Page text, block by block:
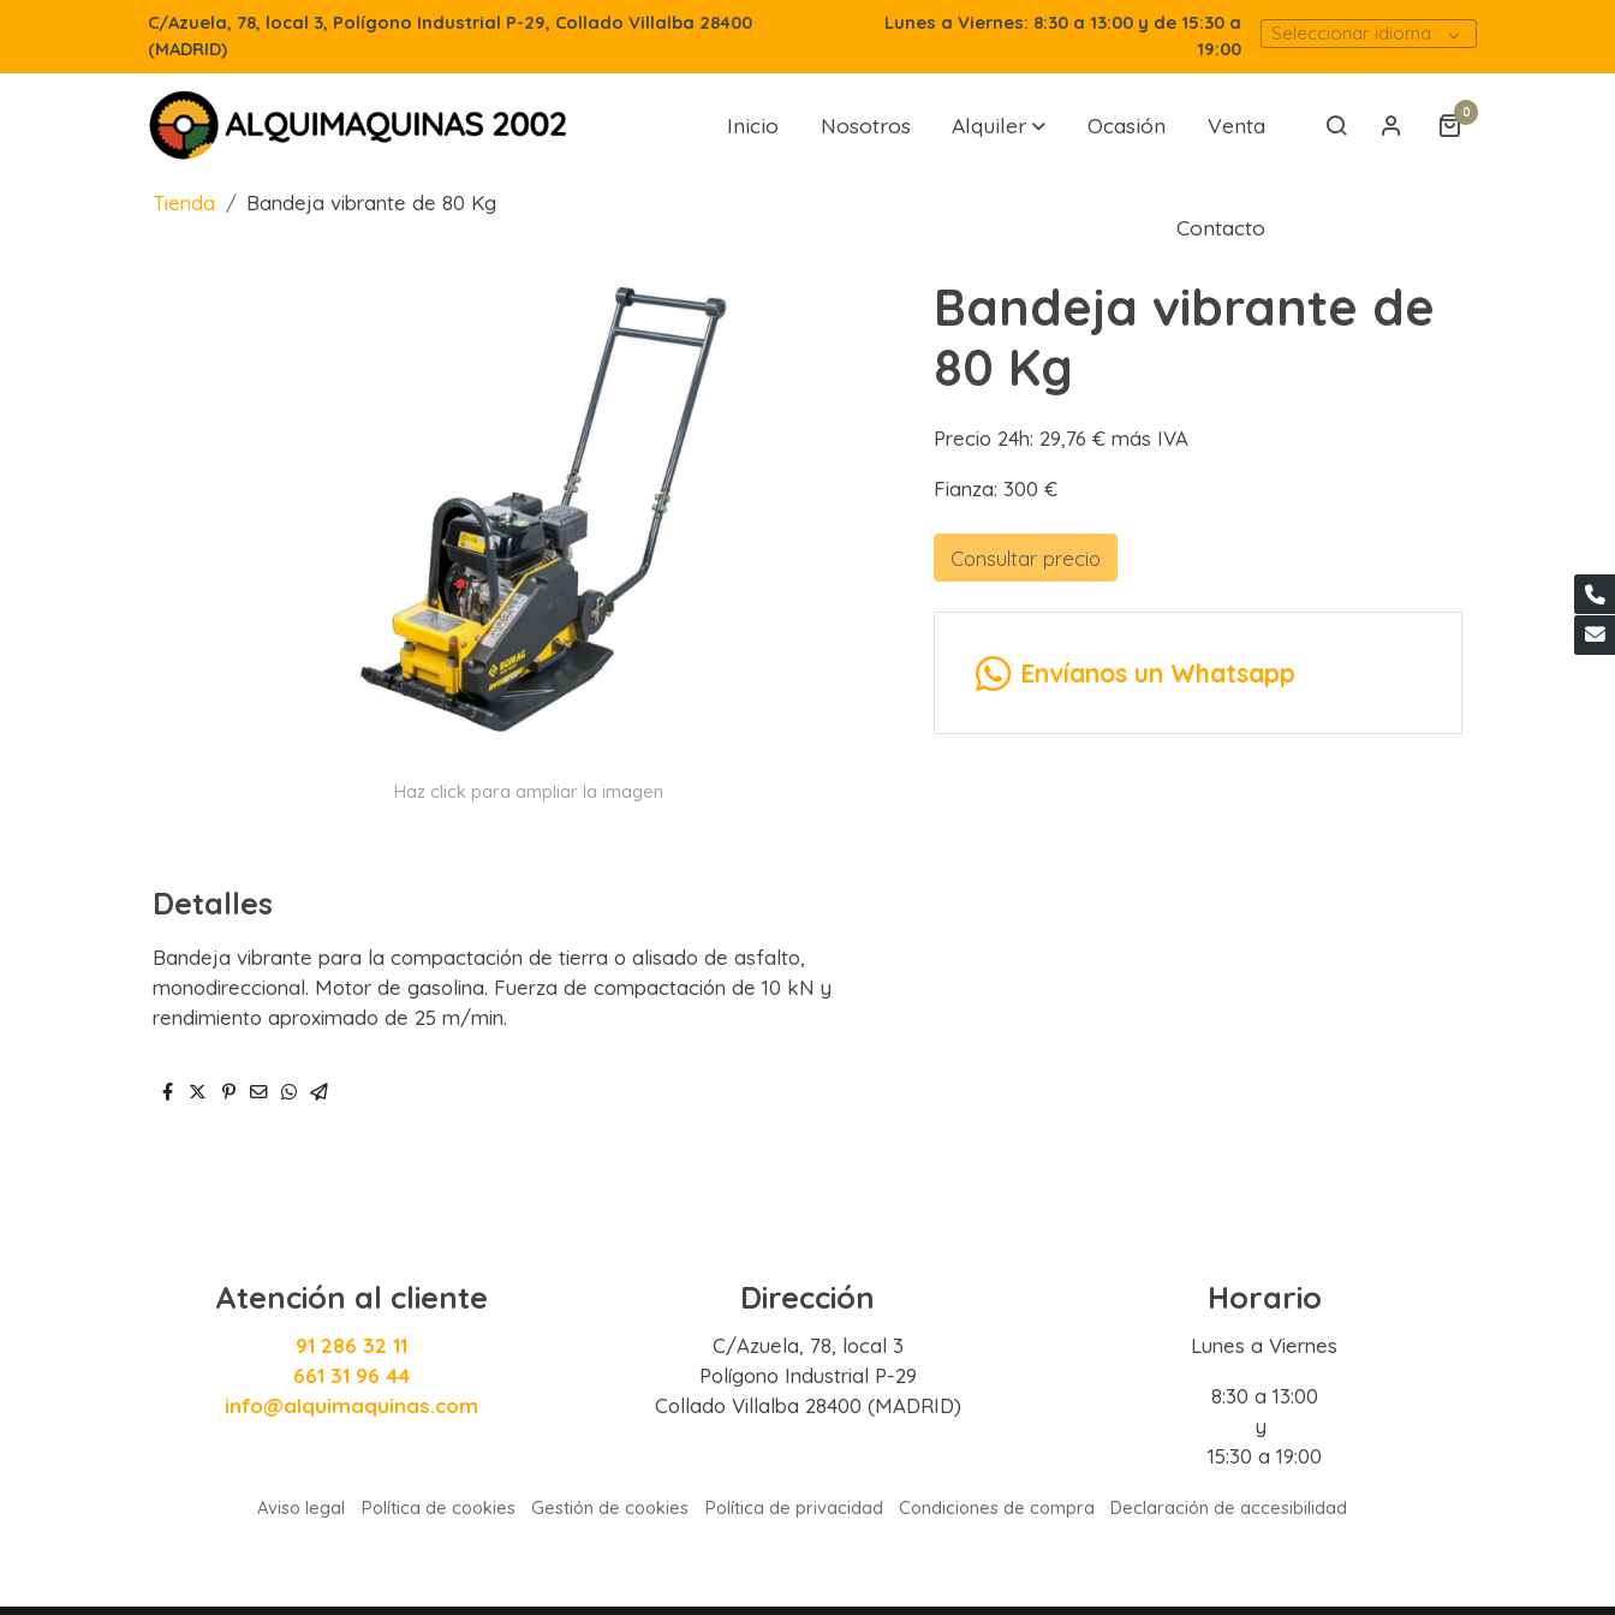
C/Azuela, 78, local 3, Polígono Industrial P-29, Collado Villalba 28400
(MADRID)
Lunes a Viernes: 8:30 a 13:00 y de 15:30 a
19:00
Seleccionar idioma
Inicio Nosotros Alquiler Ocasión Venta
Contacto
0
Tienda Bandeja vibrante de 80 Kg
Haz click para ampliar la imagen
Detalles
Bandeja vibrante para la compactación de tierra o alisado de asfalto,
monodireccional. Motor de gasolina. Fuerza de compactación de 10 kN y
rendimiento aproximado de 25 m/min.
Bandeja vibrante de
80 Kg
Precio 24h: 29,76 € más IVA
Fianza: 300 €
Consultar precio
Envíanos un Whatsapp
Atención al cliente
91 286 32 11
661 31 96 44
info@alquimaquinas.com
Dirección
C/Azuela, 78, local 3
Polígono Industrial P-29
Collado Villalba 28400 (MADRID)
Horario
Lunes a Viernes
8:30 a 13:00
y
15:30 a 19:00
Aviso legal Política de cookies Gestión de cookies Política de privacidad Condiciones de compra Declaración de accesibilidad